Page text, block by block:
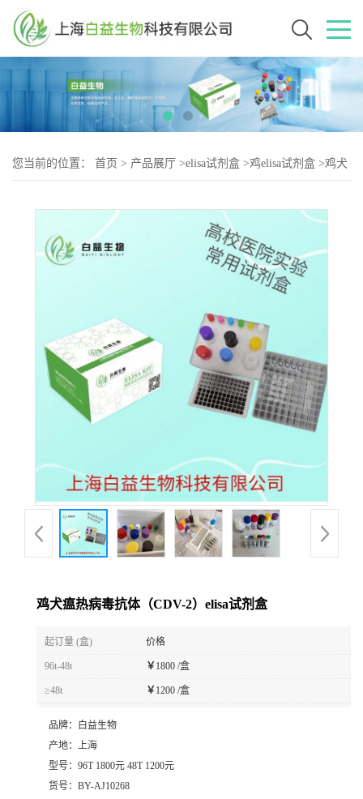
您当前的位置： 首页 > 产品展厅 >elisa试剂盒 >鸡elisa试剂盒 >鸡犬
鸡犬瘟热病毒抗体（CDV-2）elisa试剂盒
起订量 (盒) 价格
96t-48t ￥ 1800 /盒
≥48t ￥ 1200 /盒
品牌：
白益生物
产地： 上海
型号： 96T 1800元 48T 1200元
货号： BY-AJ10268